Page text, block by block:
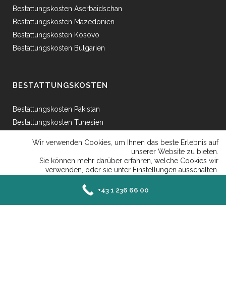
Bestattungskosten Aserbaidschan
Bestattungskosten Mazedonien
Bestattungskosten Kosovo
Bestattungskosten Bulgarien
BESTATTUNGSKOSTEN
Bestattungskosten Pakistan
Bestattungskosten Tunesien
Bestattungskosten Griechenland
Bestattungskosten Bosnien
Bestattungskosten Afganhistan
Wir verwenden Cookies, um Ihnen das beste Erlebnis auf
unserer Website zu bieten.
Sie können mehr darüber erfahren, welche Cookies wir
verwenden, oder sie unter Einstellungen ausschalten.
Ablehnen Einstellungen
+43 1 236 66 00